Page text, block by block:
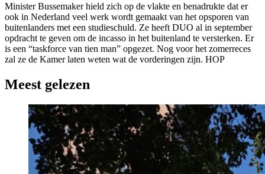
Minister Bussemaker hield zich op de vlakte en benadrukte dat er
ook in Nederland veel werk wordt gemaakt van het opsporen van
buitenlanders met een studieschuld. Ze heeft DUO al in september
opdracht te geven om de incasso in het buitenland te versterken. Er
is een “taskforce van tien man” opgezet. Nog voor het zomerreces
zal ze de Kamer laten weten wat de vorderingen zijn. HOP
Meest gelezen